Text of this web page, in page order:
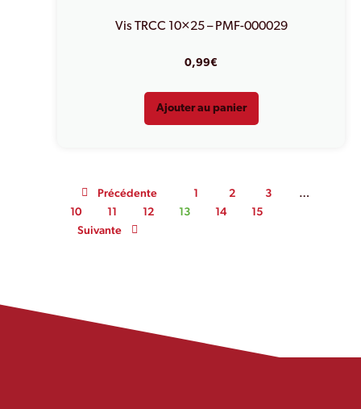
Vis TRCC 10×25 – PMF-000029
0,99€
Ajouter au panier
Précédente 1 2 3
…
10
11 12 13 14
15
Suivante